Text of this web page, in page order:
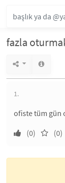
fazla
1.
ofiste tüm gün
(0)
(0)